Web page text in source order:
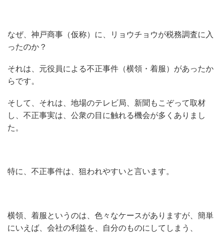
なぜ、神戸商事（仮称）に、リョウチョウが税務調査に入
ったのか？
それは、元役員による不正事件（横領・着服）があったか
らです。
そして、それは、地場のテレビ局、新聞もこぞって取材
し、不正事実は、公衆の目に触れる機会が多くありまし
た。
特に、不正事件は、狙われやすいと言います。
横領、着服というのは、色々なケースがありますが、簡単
にいえば、会社の利益を、自分のものにしてしまう、